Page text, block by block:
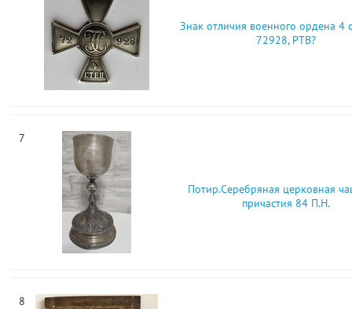
Знак отличия военного ордена 4
72928, РТВ?
7
Потир.Серебряная церковная
причастия 84 П.Н.
8